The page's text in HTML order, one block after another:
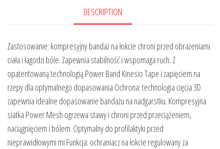
DESCRIPTION
Zastosowanie: kompresyjny bandaż na łokcie chroni przed obrażeniami
ciała i łagodzi bóle. Zapewnia stabilność i wspomaga ruch. Z
opatentowaną technologią Power Band Kinesio Tape i zapięciem na
rzepy dla optymalnego dopasowania Ochrona: technologia cięcia 3D
zapewnia idealne dopasowanie bandażu na nadgarstku. Kompresyjna
siatka Power Mesh ogrzewa stawy i chroni przed przeciążeniem,
naciągnięciem i bólem. Optymalny do profilaktyki przed
nieprawidłowymi mi Funkcja: ochraniacz na łokcie regulowany za